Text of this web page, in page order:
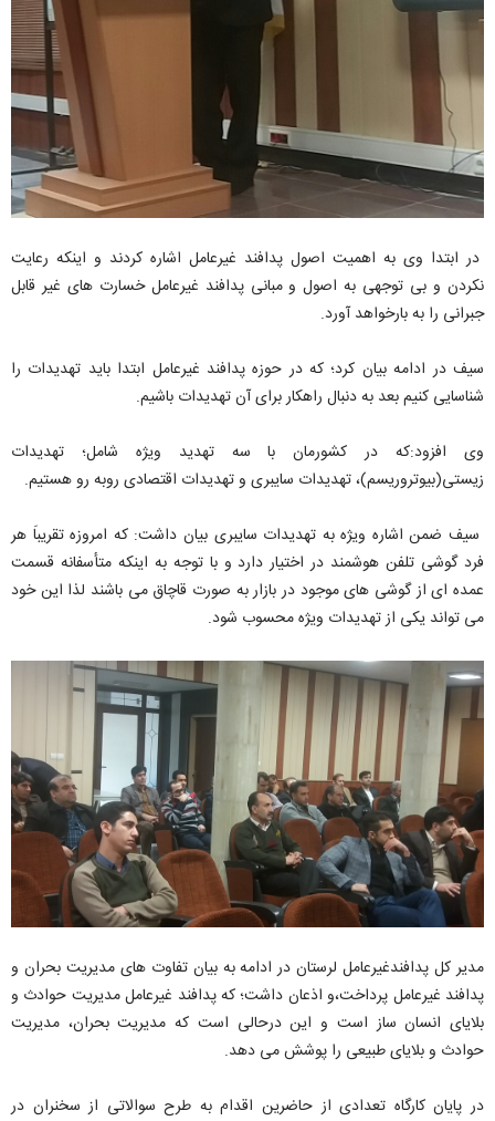
در ابتدا وی به اهمیت اصول پدافند غیرعامل اشاره کردند و اینکه رعایت
نکردن و بی توجهی به اصول و مبانی پدافند غیرعامل خسارت های غیر قابل
جبرانی را به بارخواهد آورد.
سیف در ادامه بیان کرد؛ که در حوزه پدافند غیرعامل ابتدا باید تهدیدات را
شناسایی کنیم بعد به دنبال راهکار برای آن تهدیدات باشیم.
وی افزود:که در کشورمان با سه تهدید ویژه شامل؛ تهدیدات
زیستی(بیوتروریسم)، تهدیدات سایبری و تهدیدات اقتصادی روبه رو هستیم.
سیف ضمن اشاره ویژه به تهدیدات سایبری بیان داشت: که امروزه تقریباَ هر
فرد گوشی تلفن هوشمند در اختیار دارد و با توجه به اینکه متأسفانه قسمت
عمده ای از گوشی های موجود در بازار به صورت قاچاق می باشند لذا این خود
می تواند یکی از تهدیدات ویژه محسوب شود.
مدیر کل پدافندغیرعامل لرستان در ادامه به بیان تفاوت های مدیریت بحران و
پدافند غیرعامل پرداخت،و اذعان داشت؛ که پدافند غیرعامل مدیریت حوادث و
بلایای انسان ساز است و این درحالی است که مدیریت بحران، مدیریت
حوادث و بلایای طبیعی را پوشش می دهد.
در پایان کارگاه تعدادی از حاضرین اقدام به طرح سوالاتی از سخنران در